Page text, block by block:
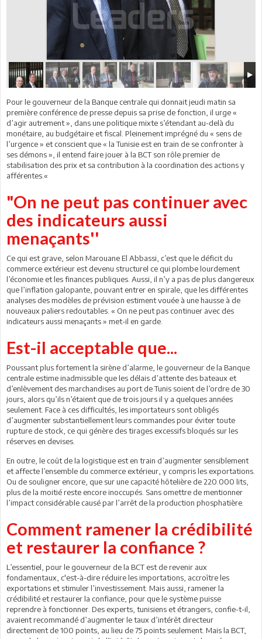
Pour le gouverneur de la Banque centrale qui donnait jeudi matin sa
première conférence de presse depuis sa prise de fonction, il urge «
d’agir autrement », dans une politique mixte s’étendant au-delà du
monétaire, au budgétaire et fiscal. Pleinement imprégné du « sens de
l’urgence » et conscient que « la Tunisie est en train de se confronter à
ses démons », il entend faire jouer à la BCT son rôle premier de
stabilisation des prix et sa contribution à la coordination des actions y
afférentes.«
"On ne peut pas continuer avec
des indicateurs aussi
menaçants''
Ce qui est grave, selon Marouane El Abbassi, c’est que le déficit du
commerce extérieur est devenu structurel ce qui plombe lourdement
l’économie et les finances publiques. Aussi, il n’y a pas de plus dangereux
que l’inflation galopante, pouvant entrer en spirale, que les différentes
analyses des modèles de prévision estiment vouée à une hausse à de
nouveaux paliers redoutables. « On ne peut pas continuer avec des
indicateurs aussi menaçants » met-il en garde.
Est-il acceptable que...
Poussant plus fortement la sirène d’alarme, le gouverneur de la Banque
centrale estime inadmissible que les délais d’attente des bateaux et
d’enlèvement des marchandises au port de Tunis soient de l’ordre de 30
jours, alors qu’ils n’étaient que de trois jours il y a quelques années
seulement. Face à ces difficultés, les importateurs sont obligés
d’augmenter substantiellement leurs commandes pour éviter toute
rupture de stock, ce qui génère des tirages excessifs bloqués sur les
réserves en devises.
En outre, le coût de la logistique est en train d’augmenter sensiblement
et affecte l’ensemble du commerce extérieur, y compris les exportations.
Ou de souligner encore, que sur une capacité hôtelière de 220.000 lits,
plus de la moitié reste encore inoccupés. Sans omettre de mentionner
l’impact considérable causé par l’arrêt de la production phosphatière.
Comment ramener la crédibilité
et restaurer la confiance ?
L’essentiel, pour le gouverneur de la BCT est de revenir aux
fondamentaux, c'est-à-dire réduire les importations, accroître les
exportations et stimuler l’investissement. Mais aussi, ramener la
crédibilité et restaurer la confiance, pour que le système puisse
reprendre à fonctionner. Des experts, tunisiens et étrangers, confie-t-il,
avaient recommandé d’augmenter le taux d’intérêt directeur
directement de 100 points, au lieu de 75 points seulement. Mais la BCT,